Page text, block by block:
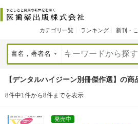
カテゴリ一覧 ランキング 新刊・
【デンタルハイジーン別冊傑作選】の商
8件中1件から8件までを表示
発売中